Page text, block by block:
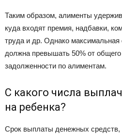
Таким образом, алименты
куда входят премия, надбавки,
труда и др. Однако
должна превышать 50% от
задолженности по алиментам.
С какого числа
на ребенка?
Срок выплаты денежных средств,